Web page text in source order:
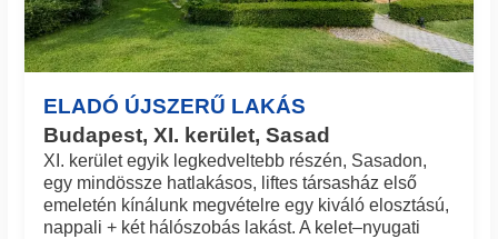
ELADÓ ÚJSZERŰ LAKÁS
Budapest, XI. kerület, Sasad
XI. kerület egyik legkedveltebb részén, Sasadon,
egy mindössze hatlakásos, liftes társasház első
emeletén kínálunk megvételre egy kiváló elosztású,
nappali + két hálószobás lakást. A kelet–nyugati